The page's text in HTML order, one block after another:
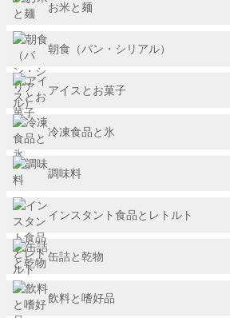
お米と麺
朝食（パン・シリアル）
アイスとお菓子
冷凍食品と氷
調味料
インスタント食品とレトルト
缶詰と乾物
飲料と嗜好品